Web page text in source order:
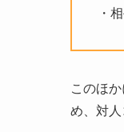
・
このほ
め、対